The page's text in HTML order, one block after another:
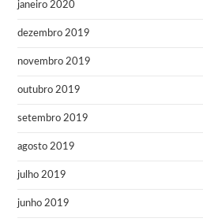
janeiro 2020
dezembro 2019
novembro 2019
outubro 2019
setembro 2019
agosto 2019
julho 2019
junho 2019